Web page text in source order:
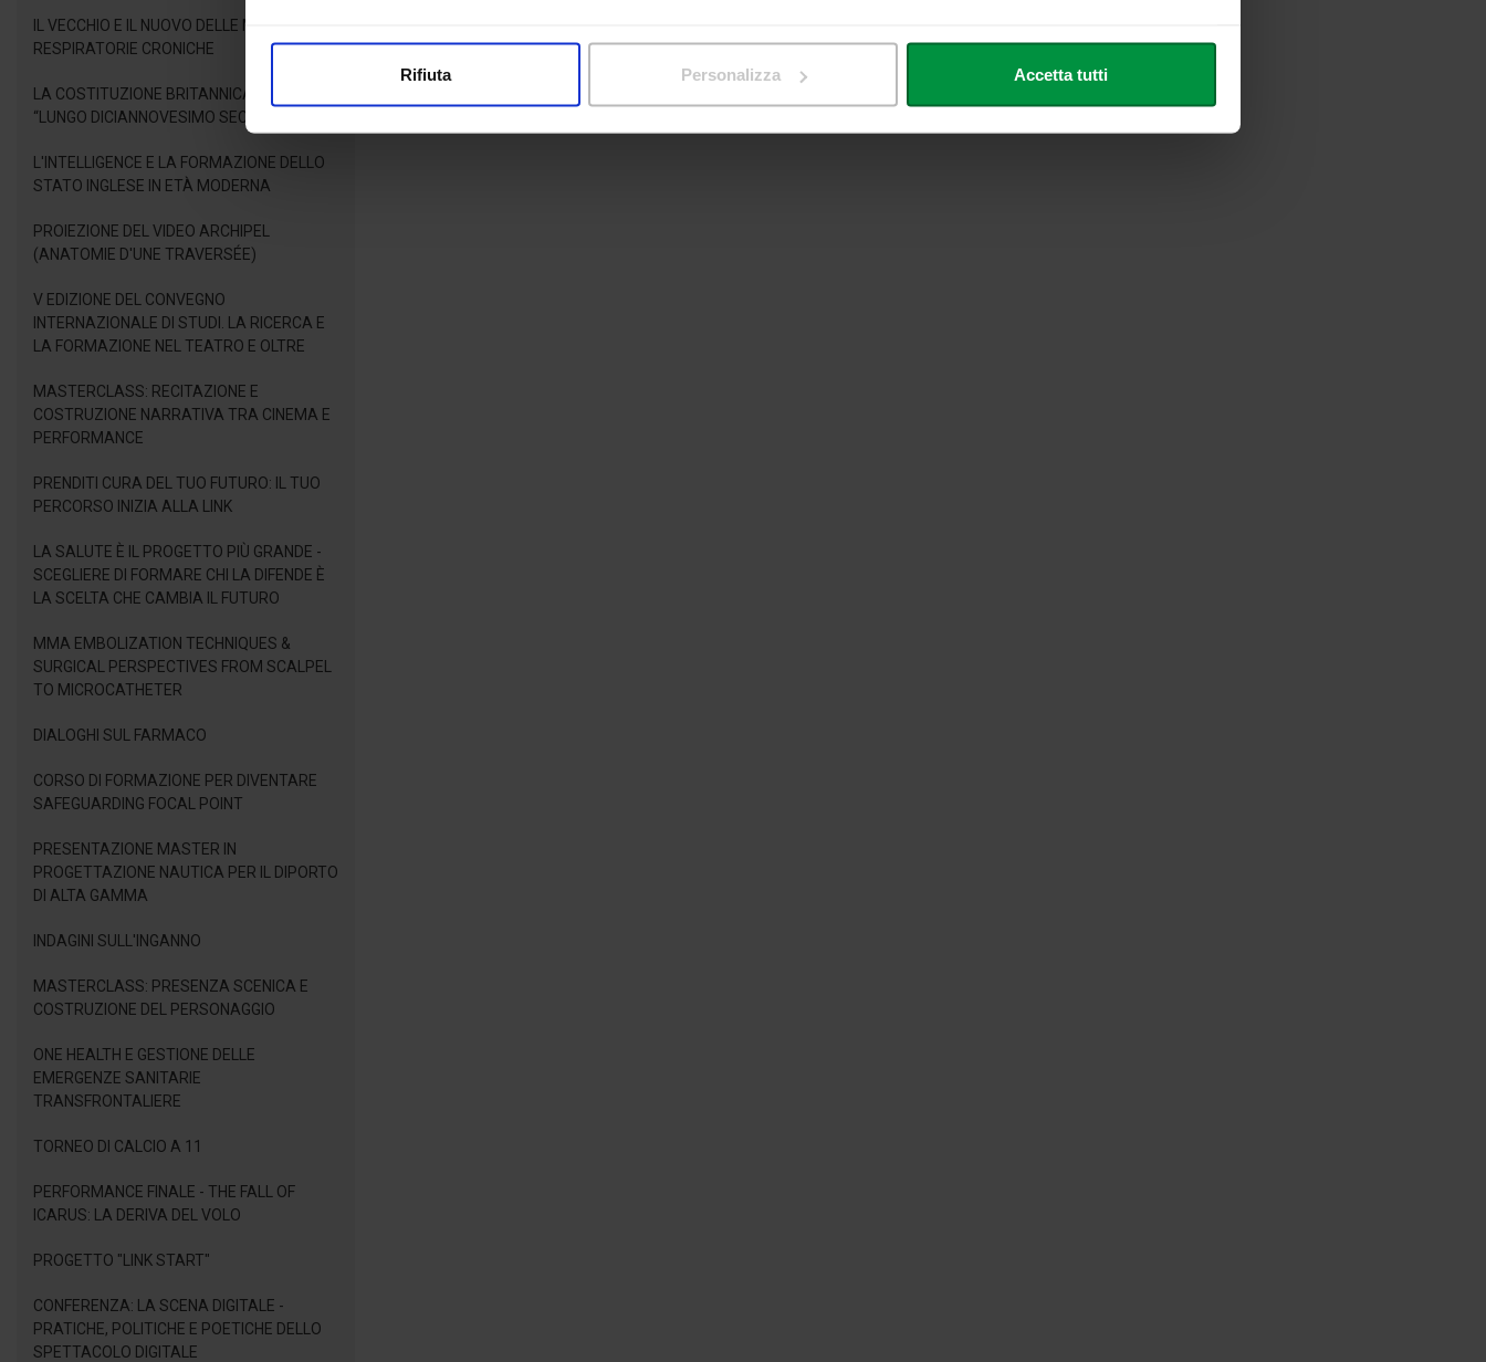
Identificare il tuo dispositivo, scansionandolo attivamente alla ricerca di caratteristiche specifiche (impronte digitali).
Rifiuta Personalizza Accetta tutti
IL VECCHIO E IL NUOVO DELLE MALATTIE
RESPIRATORIE CRONICHE
LA COSTITUZIONE BRITANNICA NEL
“LUNGO DICIANNOVESIMO SECOLO”
L'INTELLIGENCE E LA FORMAZIONE DELLO
STATO INGLESE IN ETÀ MODERNA
PROIEZIONE DEL VIDEO ARCHIPEL
(ANATOMIE D'UNE TRAVERSÉE)
V EDIZIONE DEL CONVEGNO
INTERNAZIONALE DI STUDI. LA RICERCA E
LA FORMAZIONE NEL TEATRO E OLTRE
MASTERCLASS: RECITAZIONE E
COSTRUZIONE NARRATIVA TRA CINEMA E
PERFORMANCE
PRENDITI CURA DEL TUO FUTURO: IL TUO
PERCORSO INIZIA ALLA LINK
LA SALUTE È IL PROGETTO PIÙ GRANDE -
SCEGLIERE DI FORMARE CHI LA DIFENDE È
LA SCELTA CHE CAMBIA IL FUTURO
MMA EMBOLIZATION TECHNIQUES &
SURGICAL PERSPECTIVES FROM SCALPEL
TO MICROCATHETER
DIALOGHI SUL FARMACO
CORSO DI FORMAZIONE PER DIVENTARE
SAFEGUARDING FOCAL POINT
PRESENTAZIONE MASTER IN
PROGETTAZIONE NAUTICA PER IL DIPORTO
DI ALTA GAMMA
INDAGINI SULL'INGANNO
MASTERCLASS: PRESENZA SCENICA E
COSTRUZIONE DEL PERSONAGGIO
ONE HEALTH E GESTIONE DELLE
EMERGENZE SANITARIE
TRANSFRONTALIERE
TORNEO DI CALCIO A 11
PERFORMANCE FINALE - THE FALL OF
ICARUS: LA DERIVA DEL VOLO
PROGETTO "LINK START"
CONFERENZA: LA SCENA DIGITALE -
PRATICHE, POLITICHE E POETICHE DELLO
SPETTACOLO DIGITALE